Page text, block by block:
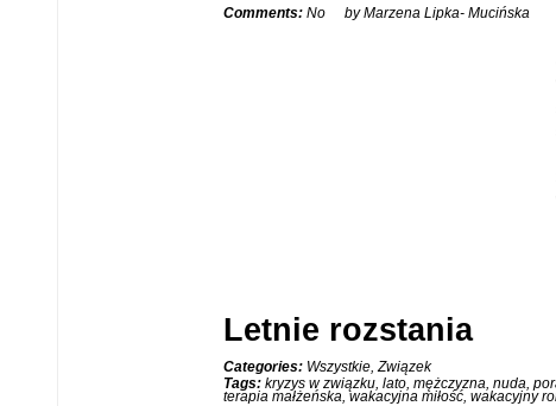
Comments: No by Marzena Lipka- Mucińska
Letnie rozstania
Categories: Wszystkie,Związek
Tags: kryzys w związku, lato, mężczyzna, nuda,
terapia małżeńska,wakacyjna miłość, wakacyjny